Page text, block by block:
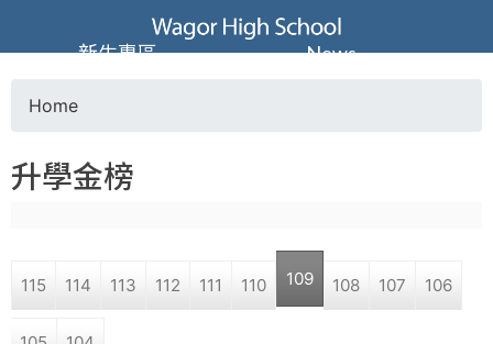
Jump to navigation
葳
格
高
學
o
a
Home
升學金榜
115 114 113 112 111 110 109 108 107 106
新生專區 News